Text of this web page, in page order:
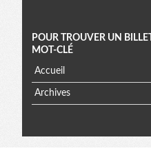
POUR TROUVER UN
MOT-CLÉ
Accueil
Archives